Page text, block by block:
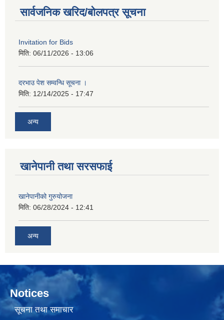
सार्वजनिक खरिद/बोलपत्र सूचना
Invitation for Bids
मिति: 06/11/2026 - 13:06
दरभाउ पेश सम्वन्धि सूचना ।
मिति: 12/14/2025 - 17:47
अन्य
खानेपानी तथा सरसफाई
खानेपानीको गुरुयोजना
मिति: 06/28/2024 - 12:41
अन्य
Notices
सूचना तथा समाचार